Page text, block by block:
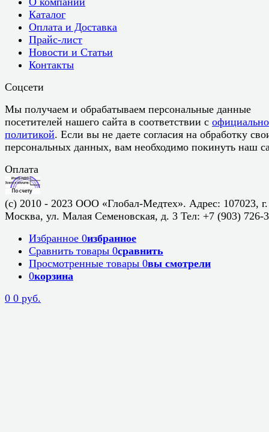
Каталог
Оплата и Доставка
Прайс-лист
Новости и Статьи
Контакты
Соцсети
Мы получаем и обрабатываем персональные данные
посетителей нашего сайта в соответствии с
политикой. Если вы не даете согласия на обработку
персональных данных, вам необходимо покинуть наш
Оплата
(c) 2010 - 2023 ООО «Глобал-Медтех». Адрес: 107023, г.
Москва, ул. Малая Семеновская, д. 3 Тел: +7 (903) 726-
Избранное 0избранное
Сравнить товары 0сравнить
Просмотренные товары 0вы смотрели
0корзина
0 0 руб.